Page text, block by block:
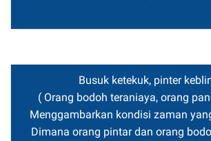
Busuk ketekuk, pinter
( Orang bodoh teraniaya, orang
Menggambarkan kondisi zaman
Dimana orang pintar dan orang